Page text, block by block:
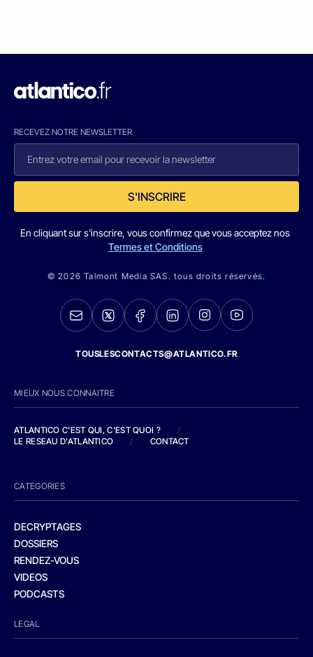
RECEVEZ NOTRE NEWSLETTER
S'INSCRIRE
En cliquant sur s'inscrire, vous confirmez que vous acceptez nos
Termes et Conditions
© 2026 Talmont Media SAS. tous droits réservés.
TOUSLESCONTACTS@ATLANTICO.FR
MIEUX NOUS CONNAITRE
ATLANTICO C'EST QUI, C'EST QUOI ?
/
LE RESEAU D'ATLANTICO
/ CONTACT
CATEGORIES
DECRYPTAGES
DOSSIERS
RENDEZ-VOUS
VIDEOS
PODCASTS
LEGAL